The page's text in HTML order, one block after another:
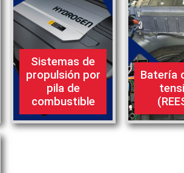
Sistemas de
propulsión por
pila de
combustible
Batería